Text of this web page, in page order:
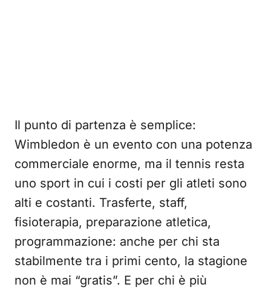
Il punto di partenza è semplice:
Wimbledon è un evento con una potenza
commerciale enorme, ma il tennis resta
uno sport in cui i costi per gli atleti sono
alti e costanti. Trasferte, staff,
fisioterapia, preparazione atletica,
programmazione: anche per chi sta
stabilmente tra i primi cento, la stagione
non è mai “gratis”. E per chi è più